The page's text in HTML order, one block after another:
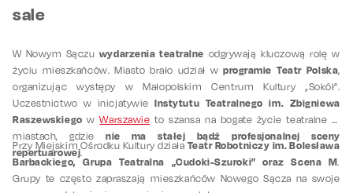
sale
W Nowym Sączu wydarzenia teatralne odgrywają kluczową rolę w
życiu mieszkańców. Miasto brało udział w programie Teatr Polska,
organizując występy w Małopolskim Centrum Kultury „Sokół”.
Uczestnictwo w inicjatywieInstytutu Teatralnego im. Zbigniewa
Raszewskiego wWarszawie to szansa na bogate życie teatralne w
miastach, gdzie nie ma stałej bądź profesjonalnej sceny
repertuarowej.
Przy Miejskim Ośrodku Kultury działa Teatr Robotniczy im. Bolesława
Barbackiego, Grupa Teatralna „Cudoki-Szuroki” oraz Scena M.
Grupy te często zapraszają mieszkańców Nowego Sącza na swoje